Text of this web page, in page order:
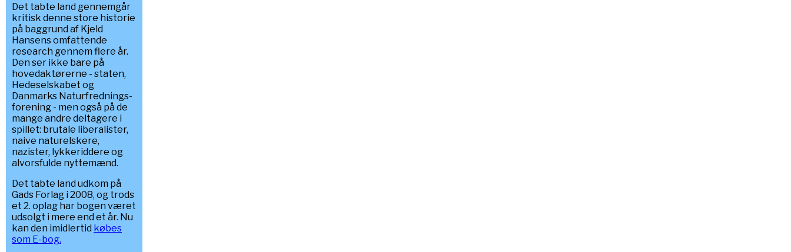
Det tabte land gennemgår
kritisk denne store historie
på baggrund af Kjeld
Hansens omfattende
research gennem flere år.
Den ser ikke bare på
hovedaktørerne - staten,
Hedeselskabet og
Danmarks Naturfrednings-
forening - men også på de
mange andre deltagere i
spillet: brutale liberalister,
naive naturelskere,
nazister, lykkeriddere og
alvorsfulde nyttemænd.
Det tabte land udkom på
Gads Forlag i 2008, og trods
et 2. oplag har bogen været
udsolgt i mere end et år. Nu
kan den imidlertid købes
som E-bog.